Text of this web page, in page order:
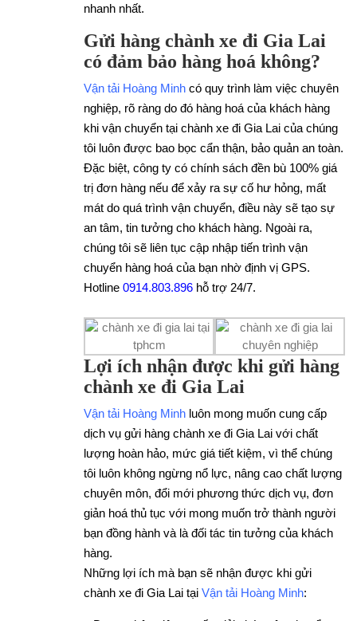
nhanh nhất.
Gửi hàng chành xe đi Gia Lai
có đảm bảo hàng hoá không?
Vận tải Hoàng Minh có quy trình làm việc chuyên
nghiệp, rõ ràng do đó hàng hoá của khách hàng
khi vận chuyển tại chành xe đi Gia Lai của chúng
tôi luôn được bao bọc cẩn thận, bảo quản an toàn.
Đặc biệt, công ty có chính sách đền bù 100% giá
trị đơn hàng nếu để xảy ra sự cố hư hỏng, mất
mát do quá trình vận chuyển, điều này sẽ tạo sự
an tâm, tin tưởng cho khách hàng. Ngoài ra,
chúng tôi sẽ liên tục cập nhập tiến trình vận
chuyển hàng hoá của bạn nhờ định vị GPS.
Hotline 0914.803.896 hỗ trợ 24/7.
Lợi ích nhận được khi gửi hàng
chành xe đi Gia Lai
Vận tải Hoàng Minh luôn mong muốn cung cấp
dịch vụ gửi hàng chành xe đi Gia Lai với chất
lượng hoàn hảo, mức giá tiết kiệm, vì thể chúng
tôi luôn không ngừng nổ lực, nâng cao chất lượng
chuyên môn, đổi mới phương thức dịch vụ, đơn
giản hoá thủ tục với mong muốn trở thành người
bạn đồng hành và là đối tác tin tưởng của khách
hàng.
Những lợi ích mà bạn sẽ nhận được khi gửi
chành xe đi Gia Lai tại Vận tải Hoàng Minh: